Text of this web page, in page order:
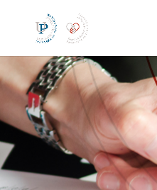
vsebino